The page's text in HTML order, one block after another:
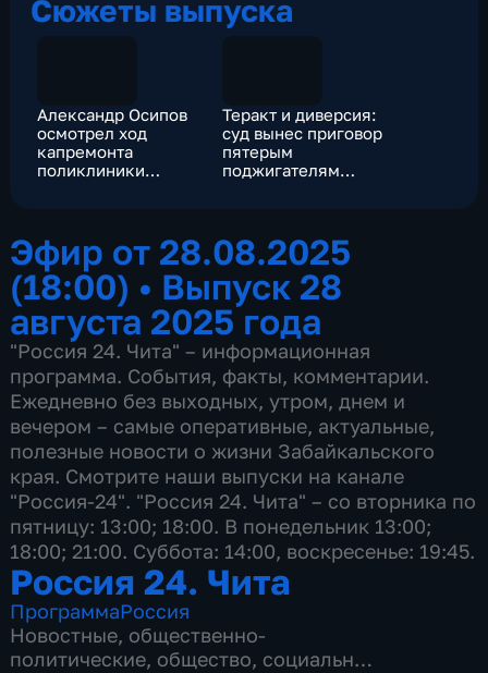
Сюжеты выпуска
Александр Осипов
осмотрел ход
капремонта
поликлиники
Теракт и диверсия:
суд вынес приговор
пятерым
поджигателям
Эфир от 28.08.2025
(18:00) • Выпуск 28
августа 2025 года
"Россия 24. Чита" – информационная
программа. События, факты, комментарии.
Ежедневно без выходных, утром, днем и
вечером – самые оперативные, актуальные,
полезные новости о жизни Забайкальского
края. Смотрите наши выпуски на канале
"Россия-24". "Россия 24. Чита" – со вторника по
пятницу: 13:00; 18:00. В понедельник 13:00;
18:00; 21:00. Суббота: 14:00, воскресенье: 19:45.
Россия 24. Чита
ПрограммаРоссия
Новостные, общественно-
политические, общество, социально-